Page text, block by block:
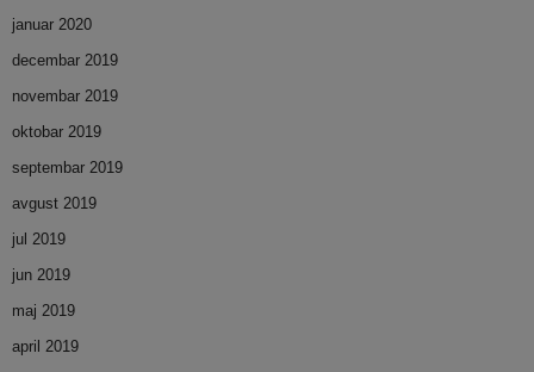
januar 2020
decembar 2019
novembar 2019
oktobar 2019
septembar 2019
avgust 2019
jul 2019
jun 2019
maj 2019
april 2019